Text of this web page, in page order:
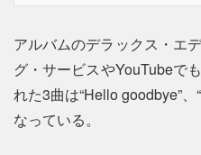
アルバムのデラックス・エ
グ・サービスやYouTubeで
れた3曲は“Hello goodbye”、
なっている。